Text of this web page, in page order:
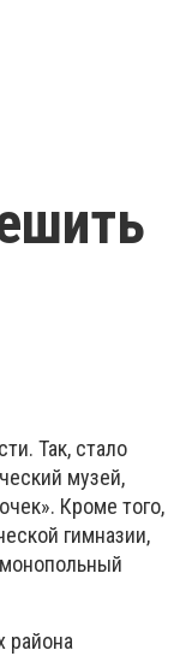
Так, стало
музей,
Кроме того,
гимназии,
района